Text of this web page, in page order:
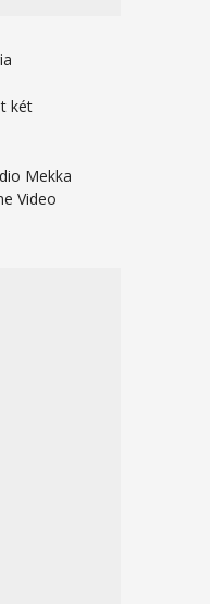
két
Mekka
Video